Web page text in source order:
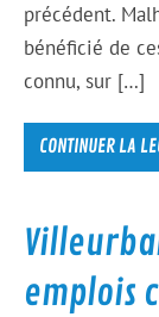
précédent.
bénéficié de
connu, sur […]
CONTINUER LA
emplois